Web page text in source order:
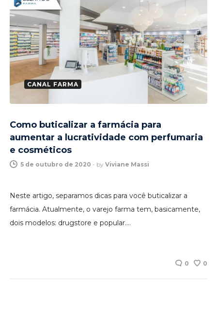
CANAL FARMA
Como buticalizar a farmácia para
aumentar a lucratividade com perfumaria
e cosméticos
5 de outubro de 2020 - by Viviane Massi
Neste artigo, separamos dicas para você buticalizar a
farmácia. Atualmente, o varejo farma tem, basicamente,
dois modelos: drugstore e popular.…
0 0